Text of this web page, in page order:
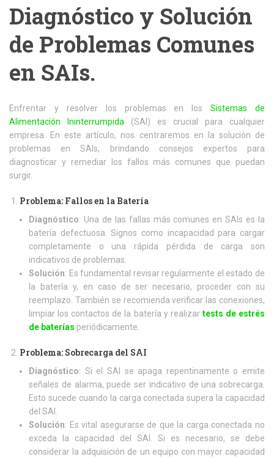
Diagnóstico y Solución
de Problemas Comunes
en SAIs.
Enfrentar y resolver los problemas en losSistemas de
Alimentación Ininterrumpida (SAI) es crucial para cualquier
empresa. En este artículo, nos centraremos en la solución de
problemas en SAIs, brindando consejos expertos para
diagnosticar y remediar los fallos más comunes que puedan
surgir.
Problema: Fallos en la Batería
Diagnóstico: Una de las fallas más comunes en SAIs es la
batería defectuosa. Signos como incapacidad para cargar
completamente o una rápida pérdida de carga son
indicativos de problemas.
Solución: Es fundamental revisar regularmente el estado de
la batería y, en caso de ser necesario, proceder con su
reemplazo. También se recomienda verificar las conexiones,
limpiar los contactos de la batería y realizar tests de estrés
de baterías periódicamente.
Problema: Sobrecarga del SAI
Diagnóstico: Si el SAI se apaga repentinamente o emite
señales de alarma, puede ser indicativo de una sobrecarga.
Esto sucede cuando la carga conectada supera la capacidad
del SAI.
Solución: Es vital asegurarse de que la carga conectada no
exceda la capacidad del SAI. Si es necesario, se debe
considerar la adquisición de un equipo con mayor capacidad